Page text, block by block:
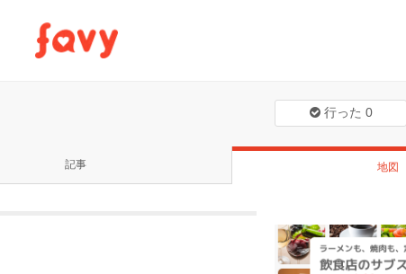
行った 0
記事 地図